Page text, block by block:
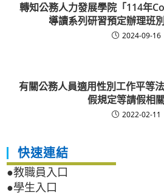
轉知公務人力發展學院「114年
導讀系列研習預定辦理班
2024-09-16
有關公務人員適用性別工作平等
假規定等請假相
2022-02-11
快速連結
●教職員入口
●學生入口